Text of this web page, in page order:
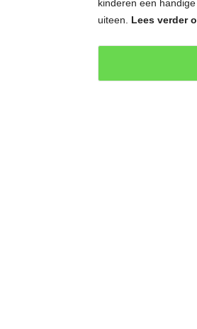
kinderen een
uiteen. Lees verder